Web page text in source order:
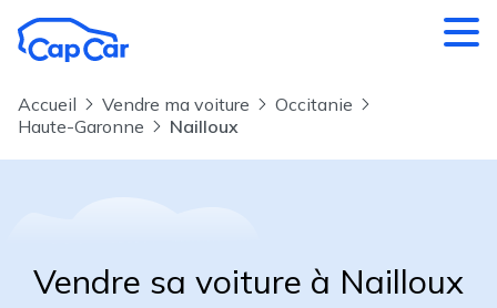
Accueil Vendre ma voiture
Occitanie
Haute-Garonne
Nailloux
Vendre sa voiture à Nailloux